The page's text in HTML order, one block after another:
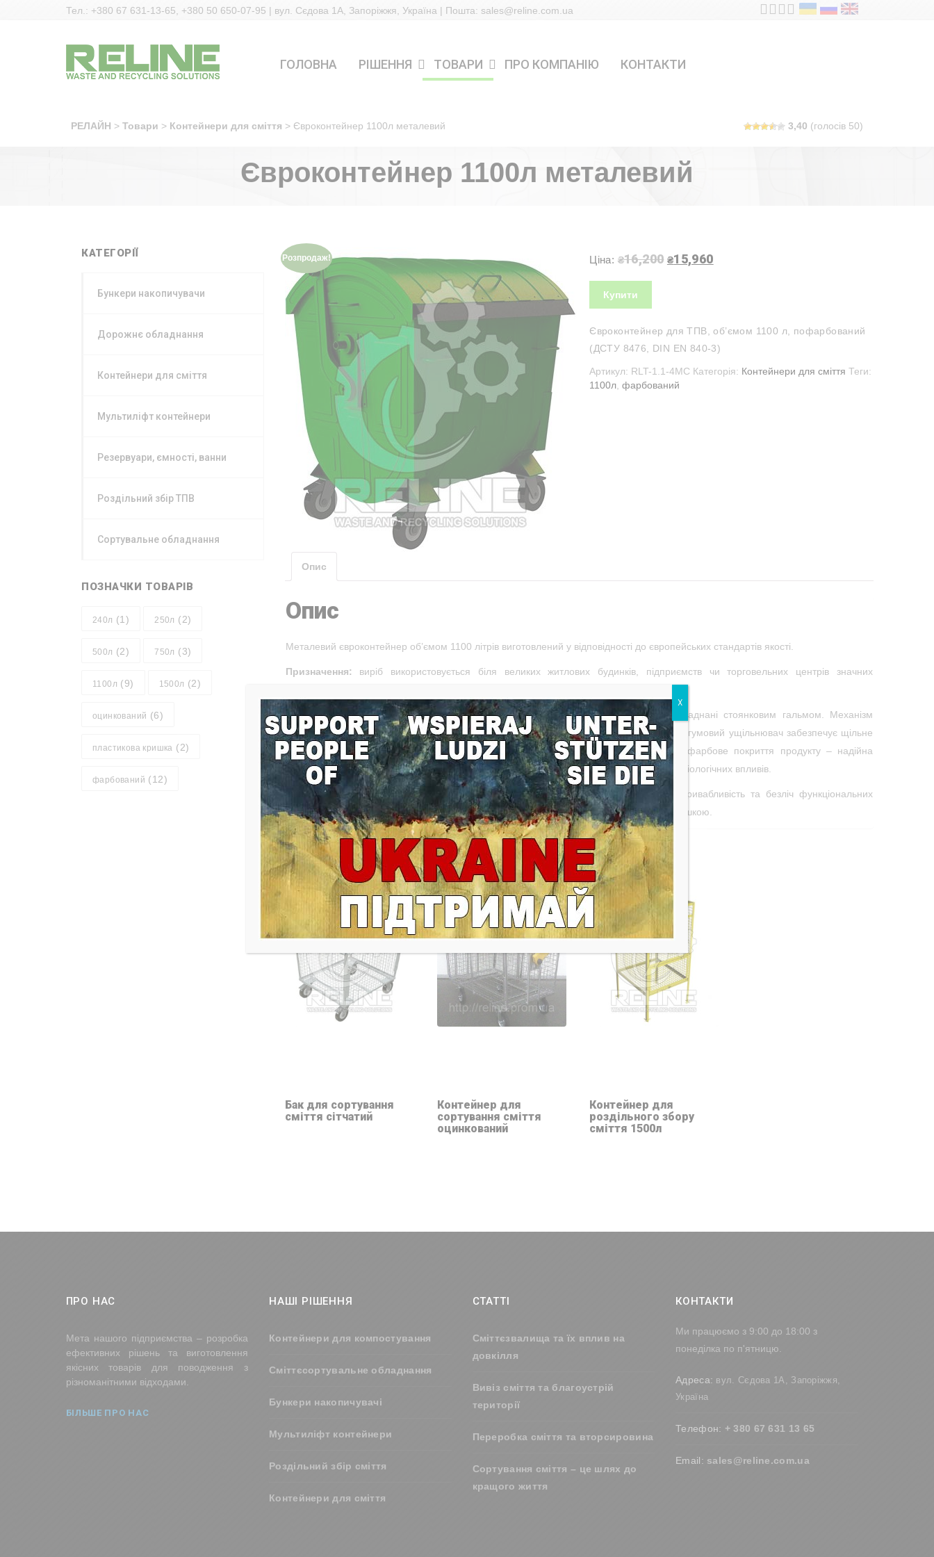
Тел.: +380 67 631-13-65, +380 50 650-07-95 | вул. Сєдова 1А, Запоріжжя, Україна | Пошта: sales@reline.com.ua
ГОЛОВНА РІШЕННЯ ТОВАРИ ПРО КОМПАНІЮ КОНТАКТИ
РЕЛАЙН > Товари > Контейнери для сміття > Євроконтейнер 1100л металевий 3,40 (голосів 50)
Євроконтейнер 1100л металевий
КАТЕГОРІЇ
Бункери накопичувачи
Дорожнє обладнання
Контейнери для сміття
Мультиліфт контейнери
Резервуари, ємності, ванни
Роздільний збір ТПВ
Сортувальне обладнання
ПОЗНАЧКИ ТОВАРІВ
240л (1) 250л (2)
500л (2) 750л (3)
1100л (9) 1500л (2)
оцинкований (6)
пластикова кришка (2)
фарбований (12)
Розпродаж! Ціна: ₴16,200 ₴15,960
Купити
Євроконтейнер для ТПВ, об’ємом 1100 л, пофарбований
(ДСТУ 8476, DIN EN 840-3)
Артикул: RLT-1.1-4MC Категорія: Контейнери для сміття Теги:
1100л ,фарбований
Опис
Опис
Металевий євроконтейнер об’ємом 1100 літрів виготовлений у відповідності до європейських стандартів якості.
Призначення: виріб використовується біля великих житлових будинків, підприємств чи торговельних центрів значних
Технічні особливості:
бак укомплектований чотирма коліщатами, два з яких обладнані стоянковим гальмом. Механізм
відкриття кришки – пружинний; також можлива фіксація у двох відкритих положеннях: гумовий ущільнювач забезпечує щільне
закриття кришки. Наявність ребер жорсткості – гарантія міцності контейнера. Лакофарбове покриття продукту – надійна
гарантія його стійкістю до корозії, ультрафіолетових променів, а також ряду хімічних й біологічних впливів.
Окремої уваги заслуговує сучасний європейський дизайн, що поєднує естетичну привабливість та безліч функціональних
можливостей. До прикладу, для санітарної чистки передбачено спеціальний отвір з кришкою.
Схожі товари
Бак для сортування
сміття сітчатий
Контейнер для
сортування сміття
оцинкований
Контейнер для
роздільного збору
сміття 1500л
ПРО НАС
Мета нашого підприємства – розробка
ефективних рішень та виготовлення
якісних товарів для поводження з
різноманітними відходами.
БІЛЬШЕ ПРО НАС
НАШІ РІШЕННЯ
Контейнери для компостування
Сміттєсортувальне обладнання
Бункери накопичувачі
Мультиліфт контейнери
Роздільний збір сміття
Контейнери для сміття
СТАТТІ
Сміттєзвалища та їх вплив на
довкілля
Вивіз сміття та благоустрій
території
Переробка сміття та вторсировина
Сортування сміття – це шлях до
кращого життя
КОНТАКТИ
Ми працюємо з 9:00 до 18:00 з
понеділка по п'ятницю.
Адреса: вул. Сєдова 1А, Запоріжжя,
Україна
Телефон: + 380 67 631 13 65
Email: sales@reline.com.ua
X